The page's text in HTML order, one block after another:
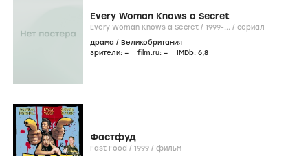
Every Woman Knows a Secret
Every Woman Knows a Secret / 1999-... / сериал
драма / Великобритания
зрители: – film.ru: – IMDb: 6,8
Фастфуд
Fast Food / 1999 / фильм